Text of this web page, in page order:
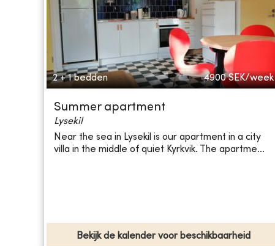
2 + 1 bedden 4900 SEK/week
Summer apartment
Lysekil
Near the sea in Lysekil is our apartment in a city
villa in the middle of quiet Kyrkvik. The apartme...
Bekijk de kalender voor beschikbaarheid